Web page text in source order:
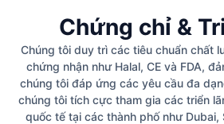
Chứng chỉ &
Chúng tôi duy trì các tiêu chuẩn chất
chứng nhận như Halal, CE và FDA,
chúng tôi đáp ứng các yêu cầu đa
chúng tôi tích cực tham gia các triển
quốc tế tại các thành phố như Dubai,